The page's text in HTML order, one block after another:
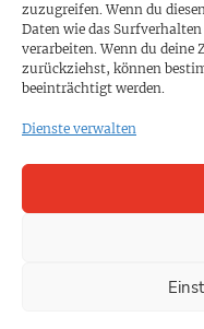
zuzugreifen. Wenn du
Daten wie das
verarbeiten. Wenn du
zurückziehst, können
beeinträchtigt werden.
Dienste verwalten
SPENDEN
Datenschutz
KONTAKT
Cookie-Richtlinie